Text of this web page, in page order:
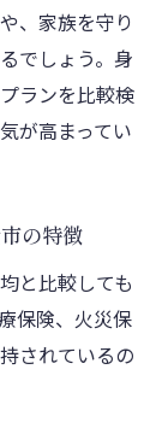
決め手とは
立つ理由
い理由を実
体的なメ
れる富士市
る好影響
、家族を守り
でしょう。身
ランを比較検
が高まってい
の特徴
と比較しても
保険、火災保
されているの